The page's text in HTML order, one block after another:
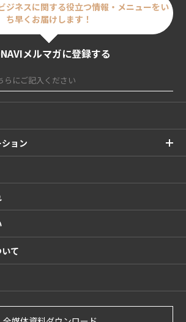
ジネスに関する役立つ情報・メニューをい
ち早くお届けします！
メルマガに登録する
ョン
て